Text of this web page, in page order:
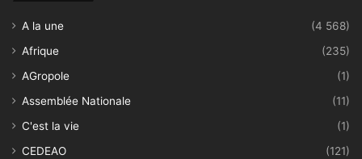
A la une
(4 568)
Afrique
(235)
AGropole
(1)
Assemblée Nationale
(11)
C'est la vie
(1)
CEDEAO
(121)